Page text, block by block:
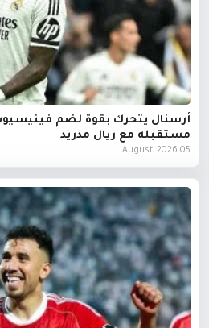
أرسنال يتحرك بقوة لضم
مستقبله مع ريال مدريد
05 August, 2026